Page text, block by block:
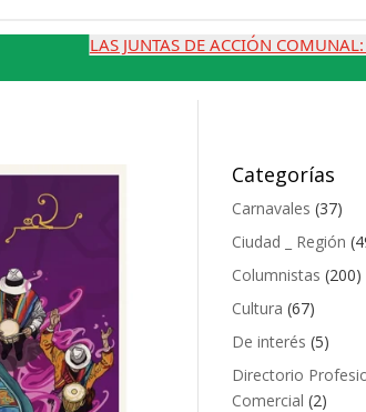
LAS JUNTAS DE ACCIÓN COMUNAL:
Categorías
Carnavales (37)
Ciudad _ Región
Columnistas (200)
Cultura (67)
De interés (5)
Directorio
Comercial (2)